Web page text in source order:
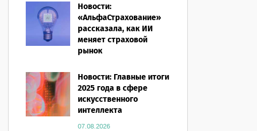
Новости:
«АльфаСтрахование»
рассказала, как ИИ
меняет страховой
рынок
Новости: Главные итоги
2025 года в сфере
искусственного
интеллекта
07.08.2026